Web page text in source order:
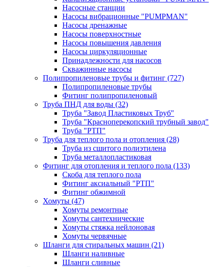
Насосные станции
Насосы вибрационные "PUMPMAN"
Насосы дренажные
Насосы поверхностные
Насосы повышения давления
Насосы циркуляционные
Принадлежности для насосов
Скважинные насосы
Полипропиленовые трубы и фитинг (727)
Полипропиленовые трубы
Фитинг полипропиленовый
Труба ПНД для воды (32)
Труба "Завод Пластиковых Труб"
Труба "Красноперекопский трубный завод"
Труба "РТП"
Труба для теплого пола и отопления (28)
Труба из сшитого полиэтилена
Труба металлопластиковая
Фитинг для отопления и теплого пола (133)
Скоба для теплого пола
Фитинг аксиальный "РТП"
Фитинг обжимной
Хомуты (47)
Хомуты ремонтные
Хомуты сантехнические
Хомуты стяжка нейлоновая
Хомуты червячные
Шланги для стиральных машин (21)
Шланги наливные
Шланги сливные